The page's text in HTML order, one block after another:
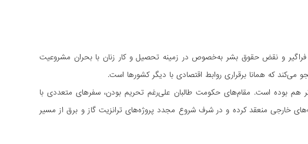
و نقض حقوق بشر به‌خصوص در زمینه تحصیل و کار زنان با بحران مشروعیت
که همانا برقراری روابط اقتصادی با دیگر کشورها است.
هم بوده است. مقام‌های حکومت طالبان علی‌رغم تحریم بودن، سفرهای متعددی با
خارجی منعقد کرده و در شرف شروع مجدد پروژه‌های ترانزیت گاز و برق از مسیر